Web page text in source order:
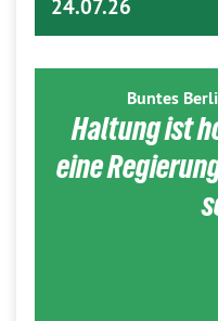
24.07.26
Buntes
Haltung ist
eine